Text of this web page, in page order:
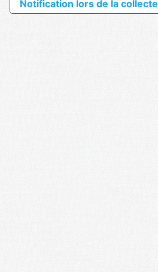
Notification lors de la collecte